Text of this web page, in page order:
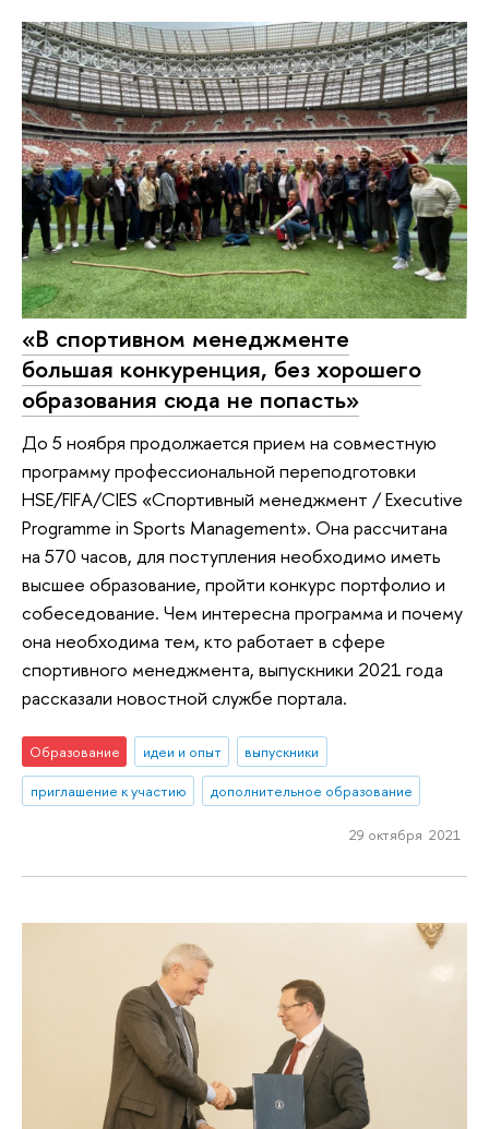
«В спортивном менеджменте
большая конкуренция, без хорошего
образования сюда не попасть»
До 5 ноября продолжается прием на совместную
программу профессиональной переподготовки
HSE/FIFA/CIES «Спортивный менеджмент / Executive
Programme in Sports Management». Она рассчитана
на 570 часов, для поступления необходимо иметь
высшее образование, пройти конкурс портфолио и
собеседование. Чем интересна программа и почему
она необходима тем, кто работает в сфере
спортивного менеджмента, выпускники 2021 года
рассказали новостной службе портала.
Образование идеи и опыт
выпускники
приглашение к участию
дополнительное образование
29 октября 2021